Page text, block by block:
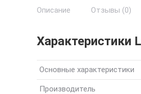
Описание Отзывы (0)
Характеристики
Основные характеристики
Производитель